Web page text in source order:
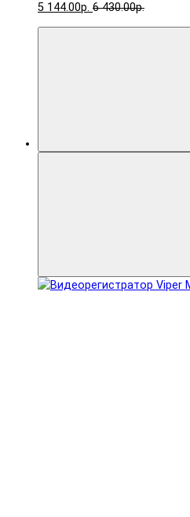
5 144.00р. 6 430.00р.